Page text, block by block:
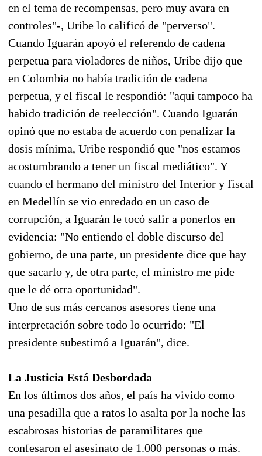
en el tema de recompensas, pero muy avara en
controles"-, Uribe lo calificó de "perverso".
Cuando Iguarán apoyó el referendo de cadena
perpetua para violadores de niños, Uribe dijo que
en Colombia no había tradición de cadena
perpetua, y el fiscal le respondió: "aquí tampoco ha
habido tradición de reelección". Cuando Iguarán
opinó que no estaba de acuerdo con penalizar la
dosis mínima, Uribe respondió que "nos estamos
acostumbrando a tener un fiscal mediático". Y
cuando el hermano del ministro del Interior y fiscal
en Medellín se vio enredado en un caso de
corrupción, a Iguarán le tocó salir a ponerlos en
evidencia: "No entiendo el doble discurso del
gobierno, de una parte, un presidente dice que hay
que sacarlo y, de otra parte, el ministro me pide
que le dé otra oportunidad".
Uno de sus más cercanos asesores tiene una
interpretación sobre todo lo ocurrido: "El
presidente subestimó a Iguarán", dice.
La Justicia Está Desbordada
En los últimos dos años, el país ha vivido como
una pesadilla que a ratos lo asalta por la noche las
escabrosas historias de paramilitares que
confesaron el asesinato de 1.000 personas o más.